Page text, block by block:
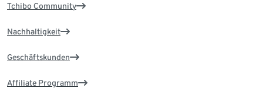
Tchibo Community
Nachhaltigkeit
Geschäftskunden
Affiliate Programm